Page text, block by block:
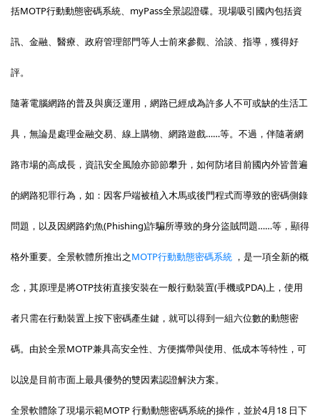
括MOTP行動動態密碼系統、myPass全景認證碟。現場吸引國內包括資
訊、金融、醫療、政府管理部門等人士前來參觀、洽談、指導，獲得好
評。
隨著電腦網路的普及與廣泛運用，網路已經成為許多人不可或缺的生活工
具，無論是處理金融交易、線上購物、網路遊戲……等。不過，伴隨著網
路市場的高成長，資訊安全風險亦節節攀升，如何防堵目前國內外皆普遍
的網路犯罪行為，如：因客戶端被植入木馬或後門程式而導致的密碼側錄
問題，以及因網路釣魚(Phishing)詐騙所導致的身分盜賊問題……等，顯得
格外重要。全景軟體所推出之MOTP行動動態密碼系統 ，是一項全新的概
念，其原理是將OTP技術直接安裝在一般行動裝置(手機或PDA)上，使用
者只需在行動裝置上按下密碼產生鍵，就可以得到一組六位數的動態密
碼。由於全景MOTP兼具高安全性、方便攜帶與使用、低成本等特性，可
以說是目前市面上最具優勢的雙因素認證解決方案。
全景軟體除了現場示範MOTP 行動動態密碼系統的操作，並於4月18 日下